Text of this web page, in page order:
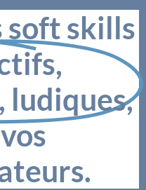
soft skills
ludiques,